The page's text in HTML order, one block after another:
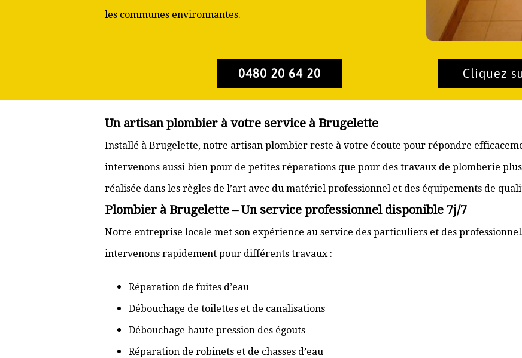
les communes environnantes.
0480 20 64 20 Cliquez
Un artisan plombier à votre service à Brugelette
Installé à Brugelette, notre artisan plombier reste à votre écoute pour répondre
intervenons aussi bien pour de petites réparations que pour des travaux de plomberie
réalisée dans les règles de l’art avec du matériel professionnel et des équipements de
Plombier à Brugelette – Un service professionnel disponible 7j/7
Notre entreprise locale met son expérience au service des particuliers et des
intervenons rapidement pour différents travaux :
Réparation de fuites d’eau
Débouchage de toilettes et de canalisations
Débouchage haute pression des égouts
Réparation de robinets et de chasses d’eau